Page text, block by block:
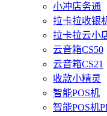
小冲店务通
拉卡拉收银
拉卡拉云小
云音箱CS50
云音箱CS21
收款小精灵
智能POS机
智能POS机